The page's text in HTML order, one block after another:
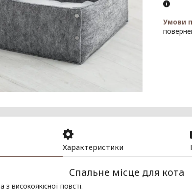
Характеристики
Спальне місце для кота
високоякісної повсті.